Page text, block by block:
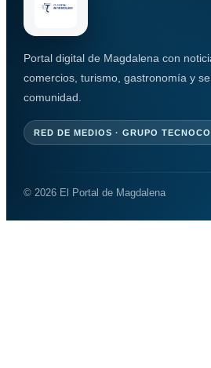
Portal digital de Magdalena con
comercios, turismo, gastronomía y
comunidad.
RED DE MEDIOS · GRUPO
© 2026 El Portal de Magdalena